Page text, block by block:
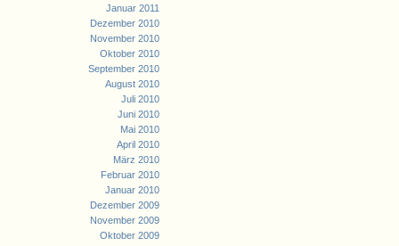
Januar 2011
Dezember 2010
November 2010
Oktober 2010
September 2010
August 2010
Juli 2010
Juni 2010
Mai 2010
April 2010
März 2010
Februar 2010
Januar 2010
Dezember 2009
November 2009
Oktober 2009